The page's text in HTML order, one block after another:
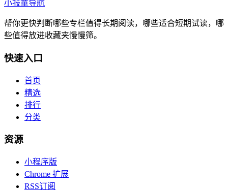
小报童导航
帮你更快判断哪些专栏值得长期阅读，哪些适合短期试读，哪
些值得放进收藏夹慢慢筛。
快速入口
首页
精选
排行
分类
资源
小程序版
Chrome 扩展
RSS订阅